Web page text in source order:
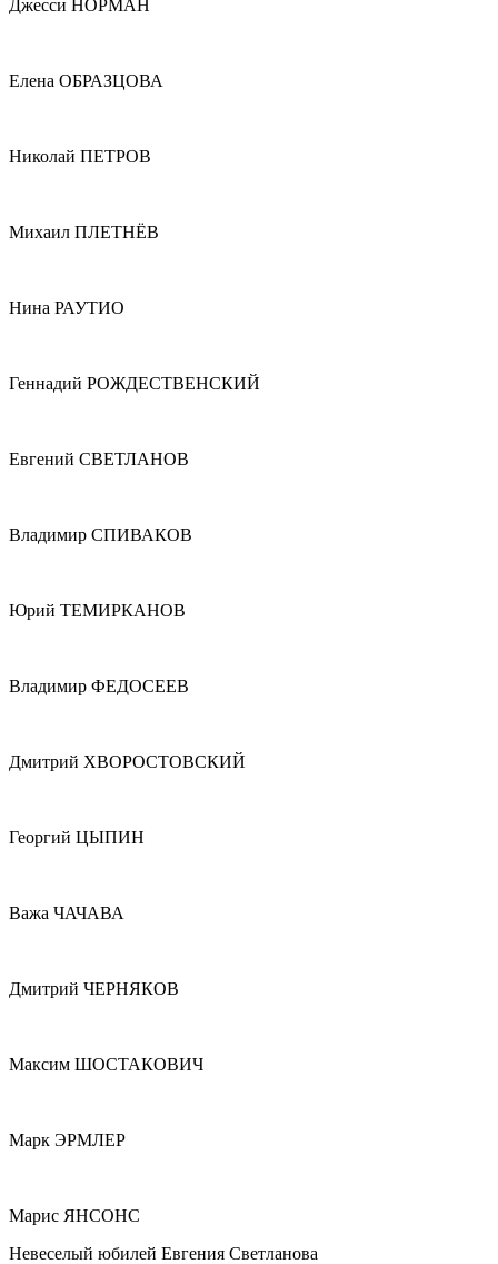
Джесси НОРМАН
Елена ОБРАЗЦОВА
Николай ПЕТРОВ
Михаил ПЛЕТНЁВ
Нина РАУТИО
Геннадий РОЖДЕСТВЕНСКИЙ
Евгений СВЕТЛАНОВ
Владимир СПИВАКОВ
Юрий ТЕМИРКАНОВ
Владимир ФЕДОСЕЕВ
Дмитрий ХВОРОСТОВСКИЙ
Георгий ЦЫПИН
Важа ЧАЧАВА
Дмитрий ЧЕРНЯКОВ
Максим ШОСТАКОВИЧ
Марк ЭРМЛЕР
Марис ЯНСОНС
Невеселый юбилей Евгения Светланова